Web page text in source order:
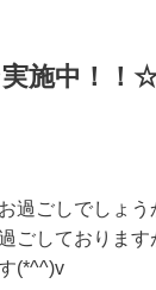
施中！！
過ごしでしょう
ごしております
(*^^)v